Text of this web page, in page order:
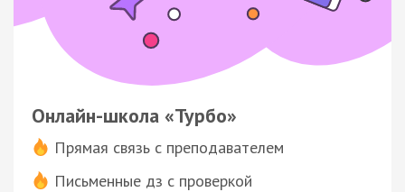
Онлайн-школа «Турбо»
Прямая связь с преподавателем
Письменные дз с проверкой